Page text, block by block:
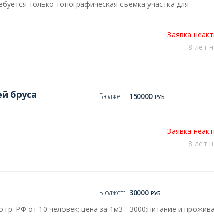
только топографическая съёмка участка для
Заявка
8 лет
бруса Бюджет: 150000 РУБ.
Заявка
8 лет
Бюджет: 30000 РУБ.
РФ от 10 человек; цена за 1м3 - 3000;питание и